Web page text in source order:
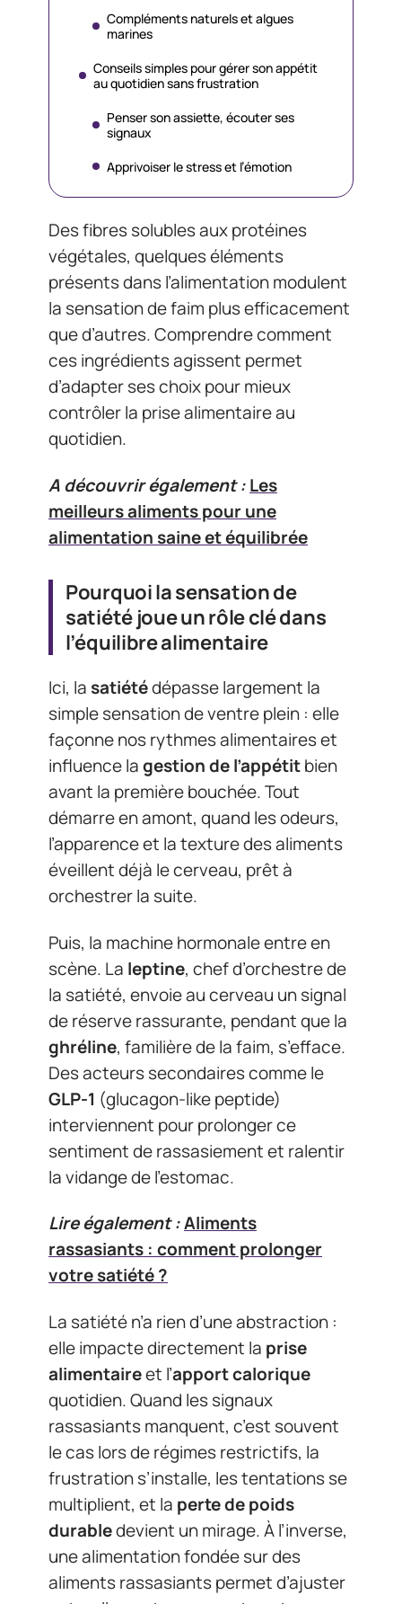
Compléments naturels et algues
marines
Conseils simples pour gérer son appétit
au quotidien sans frustration
Penser son assiette, écouter ses
signaux
Apprivoiser le stress et l’émotion
Des fibres solubles aux protéines
végétales, quelques éléments
présents dans l’alimentation modulent
la sensation de faim plus efficacement
que d’autres. Comprendre comment
ces ingrédients agissent permet
d’adapter ses choix pour mieux
contrôler la prise alimentaire au
quotidien.
A découvrir également :Les
meilleurs aliments pour une
alimentation saine et équilibrée
Pourquoi la sensation de
satiété joue un rôle clé dans
l’équilibre alimentaire
Ici, la satiétédépasse largement la
simple sensation de ventre plein : elle
façonne nos rythmes alimentaires et
influence lagestion de l’appétitbien
avant la première bouchée. Tout
démarre en amont, quand les odeurs,
l’apparence et la texture des aliments
éveillent déjà le cerveau, prêt à
orchestrer la suite.
Puis, la machine hormonale entre en
scène. La leptine, chef d’orchestre de
la satiété, envoie au cerveau un signal
de réserve rassurante, pendant que la
ghréline, familière de la faim, s’efface.
Des acteurs secondaires comme le
GLP-1 (glucagon-like peptide)
interviennent pour prolonger ce
sentiment de rassasiement et ralentir
la vidange de l’estomac.
Lire également :Aliments
rassasiants : comment prolonger
votre satiété ?
La satiété n’a rien d’une abstraction :
elle impacte directement la prise
alimentaireet l’apport calorique
quotidien. Quand les signaux
rassasiants manquent, c’est souvent
le cas lors de régimes restrictifs, la
frustration s’installe, les tentations se
multiplient, et la perte de poids
durabledevient un mirage. À l’inverse,
une alimentation fondée sur des
aliments rassasiants permet d’ajuster